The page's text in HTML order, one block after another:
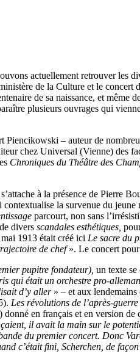
actuellement retrouver les
de la Culture et le concert
de sa naissance, et même
plusieurs ouvrages qui
– auteur de
chez Universal (Vienne) des
Chroniques du Théâtre des
à la présence de Pierre
la survenue du
parcourt, non sans
divers scandales esthétiques,
1913 était créé ici Le sacre du
de chef». Le concert pour
pupitre fondateur), un texte
qui était un orchestre pro-
d’y aller» – et aux lendemains
Les révolutions de l’après-guerre
donné en français et en version
il avait la main sur le
du premier concert. Donc
c’était fini, Scherchen, de